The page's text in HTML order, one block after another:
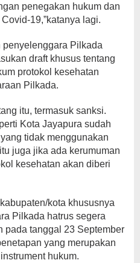
penegakan hukum dan
19,”katanya lagi.
Pilkada
draft khusus tentang
protokol kesehatan
Pilkada.
itu, termasuk sanksi.
Kota Jayapura sudah
tidak menggunakan
juga jika ada kerumuman
kesehatan akan diberi
kota khususnya
Pilkada hatrus segera
pada tanggal 23 September
yang merupakan
hukum.